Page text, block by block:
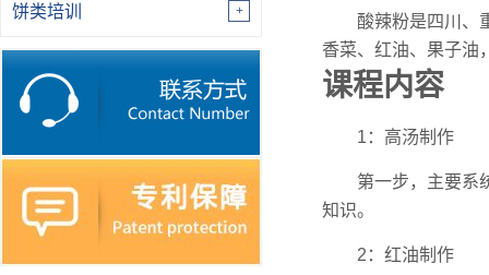
饼类培训
酸辣粉是四川、
香菜、红油、果子油
课程内容
1：高汤制作
第一步，主要系
知识。
2：红油制作